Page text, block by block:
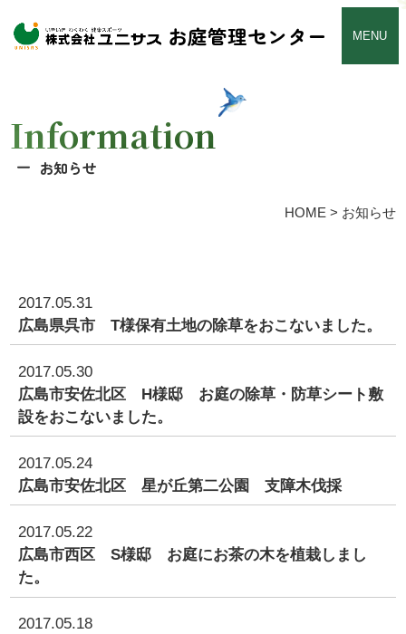
お庭管理センター MENU
Information
お知らせ
HOME > お知らせ
2017.05.31
広島県呉市 T様保有土地の除草をおこないました。
2017.05.30
広島市安佐北区 H様邸 お庭の除草・防草シート敷
設をおこないました。
2017.05.24
広島市安佐北区 星が丘第二公園 支障木伐採
2017.05.22
広島市西区 S様邸 お庭にお茶の木を植栽しまし
た。
2017.05.18